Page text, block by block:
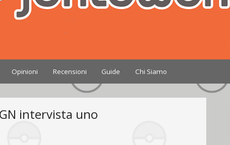
Opinioni Recensioni Guide Chi Siamo
intervista uno